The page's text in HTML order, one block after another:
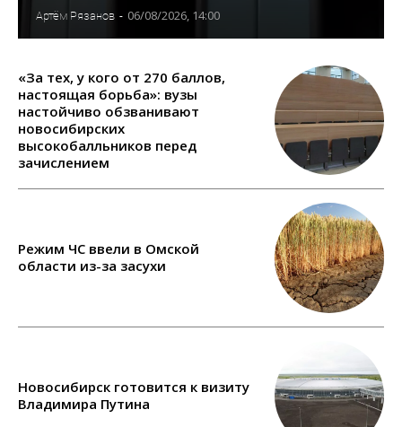
Артём Рязанов - 06/08/2026, 14:00
«За тех, у кого от 270 баллов,
настоящая борьба»: вузы
настойчиво обзванивают
новосибирских
высокобалльников перед
зачислением
Режим ЧС ввели в Омской
области из-за засухи
Новосибирск готовится к визиту
Владимира Путина